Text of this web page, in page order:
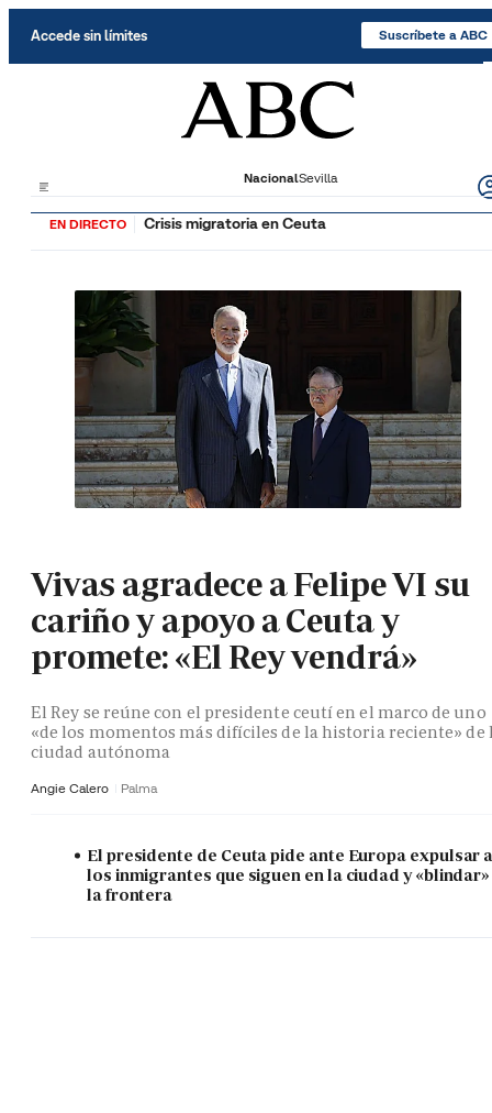
Accede sin límites Suscríbete a ABC
NacionalSevilla
EN DIRECTO Crisis migratoria en Ceuta
Vivas agradece a Felipe VI su
cariño y apoyo a Ceuta y
promete: «El Rey vendrá»
El Rey se reúne con el presidente ceutí en el marco de uno
«de los momentos más difíciles de la historia reciente» de
ciudad autónoma
Angie Calero Palma
El presidente de Ceuta pide ante Europa expulsar
los inmigrantes que siguen en la ciudad y «blindar»
la frontera